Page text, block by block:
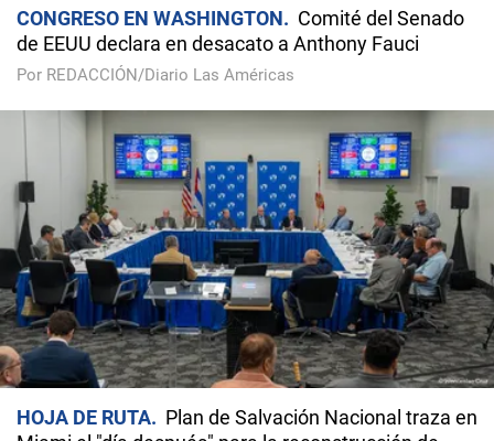
CONGRESO EN WASHINGTON
Comité del Senado
de EEUU declara en desacato a Anthony Fauci
Por REDACCIÓN/Diario Las Américas
HOJA DE RUTA
Plan de Salvación Nacional traza en